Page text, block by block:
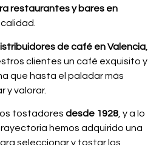
restaurantes y bares en
de café en Valencia
clientes un café exquisito y
que hasta el paladar más
y valorar.
tostadores desde 1928, y a lo
hemos adquirido una
seleccionar y tostar los